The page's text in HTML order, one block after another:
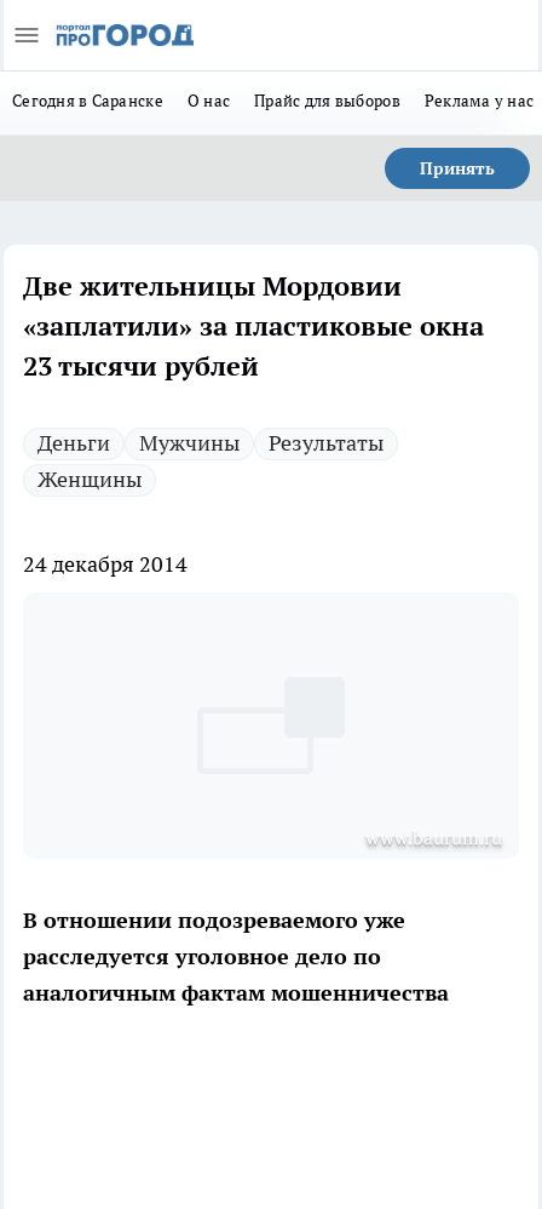
Сегодня в Саранске О нас Прайс для выборов Реклама у нас
Принять
Две жительницы Мордовии
«заплатили» за пластиковые окна
23 тысячи рублей
Деньги Мужчины
Результаты
Женщины
24 декабря 2014
www.baurum.ru
В отношении подозреваемого уже
расследуется уголовное дело по
аналогичным фактам мошенничества